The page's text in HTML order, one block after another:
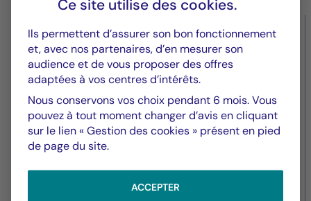
Valeurs immobilières
Paris 17e: La Française Real
Estate Managers (REM) acquiert
le M auprès de 6ème Sens
Immobilier
Ce site utilise des cookies.
Ils permettent d’assurer son bon fonctionnement
et, avec nos partenaires, d’en mesurer son
audience et de vous proposer des offres
adaptées à vos centres d’intérêts.
Nous conservons vos choix pendant 6 mois. Vous
pouvez à tout moment changer d’avis en cliquant
sur le lien « Gestion des cookies » présent en pied
de page du site.
ACCEPTER